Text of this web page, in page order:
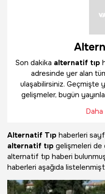
Son dakika alternatif tıp
adresinde yer alan
ulaşabilirsiniz. Geçmişte
gelişmeler, bugün
Daha
Alternatif Tıp haberleri
alternatif tıp gelişmeleri de
alternatif tıp haberi
haberleri aşağıda